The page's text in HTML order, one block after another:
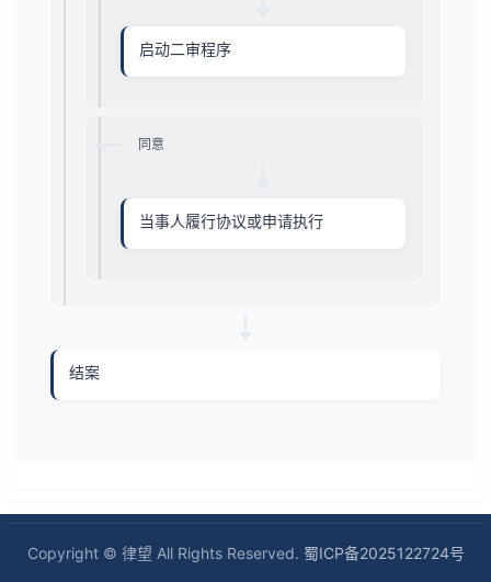
启动二审程序
同意
当事人履行协议或申请执行
结案
Copyright © 律望 All Rights Reserved. 蜀ICP备2025122724号